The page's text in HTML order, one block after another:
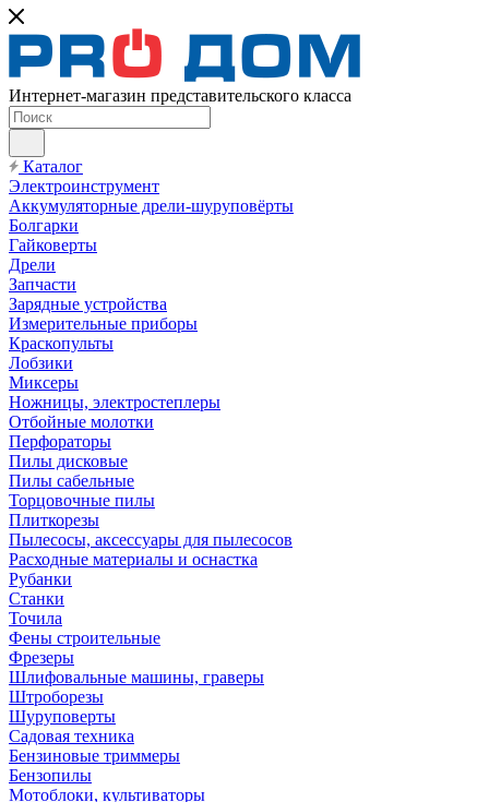
Интернет-магазин представительского класса
Каталог
Электроинструмент
Аккумуляторные дрели-шуруповёрты
Болгарки
Гайковерты
Дрели
Запчасти
Зарядные устройства
Измерительные приборы
Краскопульты
Лобзики
Миксеры
Ножницы, электростеплеры
Отбойные молотки
Перфораторы
Пилы дисковые
Пилы сабельные
Торцовочные пилы
Плиткорезы
Пылесосы, аксессуары для пылесосов
Расходные материалы и оснастка
Рубанки
Станки
Точила
Фены строительные
Фрезеры
Шлифовальные машины, граверы
Штроборезы
Шуруповерты
Садовая техника
Бензиновые триммеры
Бензопилы
Мотоблоки, культиваторы